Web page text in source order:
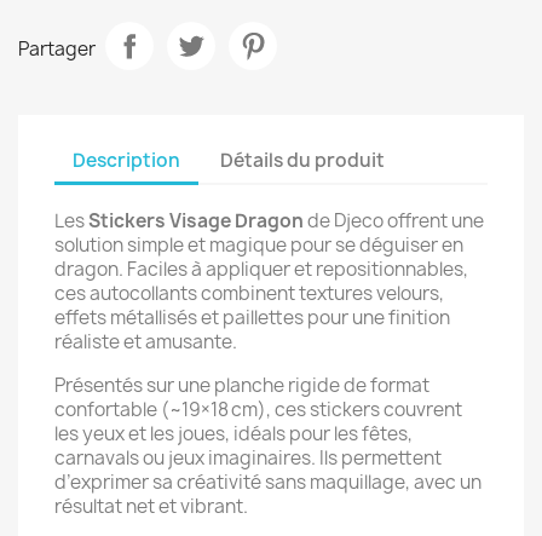
Partager
Description Détails du produit
LesStickers Visage Dragonde Djeco offrent une
solution simple et magique pour se déguiser en
dragon. Faciles à appliquer et repositionnables,
ces autocollants combinent textures velours,
effets métallisés et paillettes pour une finition
réaliste et amusante.
Présentés sur une planche rigide de format
confortable (~19×18 cm), ces stickers couvrent
les yeux et les joues, idéals pour les fêtes,
carnavals ou jeux imaginaires. Ils permettent
d’exprimer sa créativité sans maquillage, avec un
résultat net et vibrant.